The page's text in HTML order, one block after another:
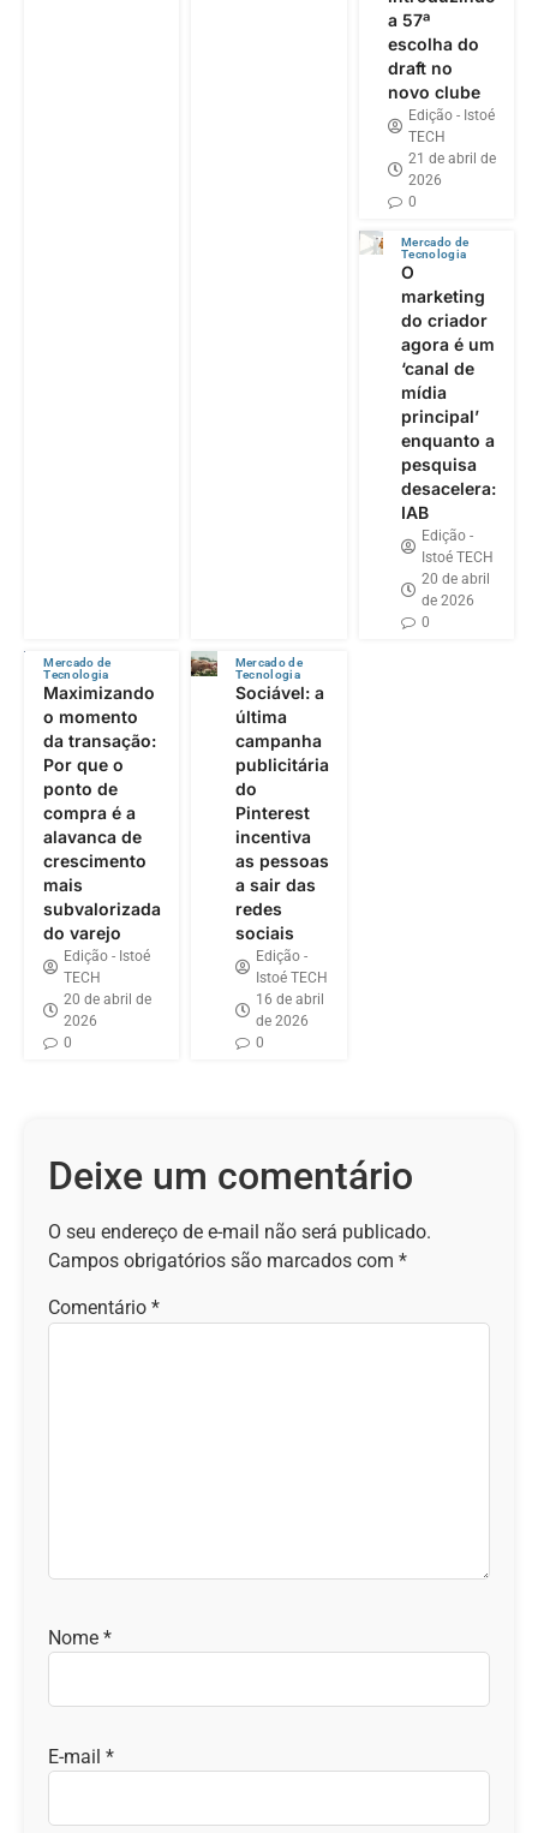
a 57ª
escolha do
draft no
novo clube
Edição - Istoé
TECH
21 de abril de
2026
0
Mercado de
Tecnologia
O
marketing
do criador
agora é um
‘canal de
mídia
principal’
enquanto a
pesquisa
desacelera:
IAB
Edição -
Istoé TECH
20 de abril
de 2026
0
Mercado de
Tecnologia
Maximizando
o momento
da transação:
Por que o
ponto de
compra é a
alavanca de
crescimento
mais
subvalorizada
do varejo
Edição - Istoé
TECH
20 de abril de
2026
0
Mercado de
Tecnologia
Sociável: a
última
campanha
publicitária
do
Pinterest
incentiva
as pessoas
a sair das
redes
sociais
Edição -
Istoé TECH
16 de abril
de 2026
0
Deixe um comentário
O seu endereço de e-mail não será publicado.
Campos obrigatórios são marcados com *
Comentário *
Nome *
E-mail *